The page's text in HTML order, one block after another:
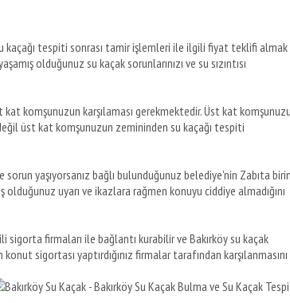
kaçağı tespiti sonrası tamir işlemleri ile ilgili fiyat teklifi almak
olduğunuz su kaçak sorunlarınızı ve su sızıntısı
komşunuzun karşılaması gerekmektedir. Üst kat
üst kat komşunuzun zemininden su kaçağı tespiti
yaşıyorsanız bağlı bulunduğunuz belediye'nin Zabıta
uyarı ve ikazlara rağmen konuyu ciddiye almadığını
sigorta firmaları ile bağlantı kurabilir ve Bakırköy su kaçak
sigortası yaptırdığınız firmalar tarafından karşılanmasını